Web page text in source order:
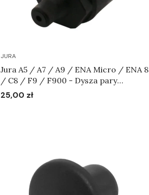
JURA
Jura A5 / A7 / A9 / ENA Micro / ENA 8
/ C8 / F9 / F900 - Dysza pary
Art.70096
Cena
25,00 zł